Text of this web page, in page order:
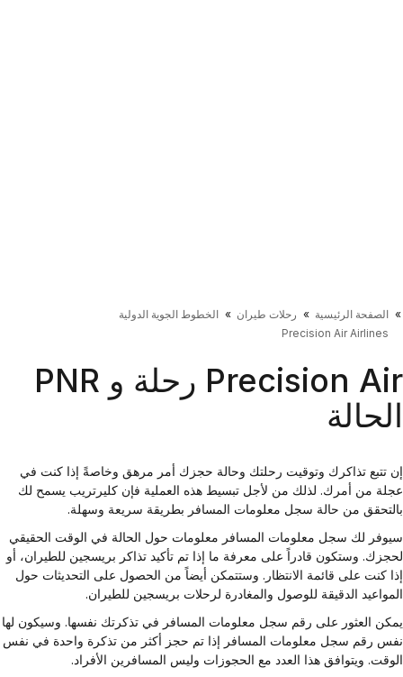
الصفحة الرئيسية رحلات طيران
الخطوط الجوية الدولية
Precision Air Airlines
Precision Air رحلة و PNR
تتبع تذاكرك وتوقيت رحلتك وحالة حجزك أمر مرهق وخاصةً إذا كنت في
من أمرك. لذلك من لأجل تبسيط هذه العملية فإن كليرتريب يسمح لك
من حالة سجل معلومات المسافر بطريقة سريعة وسهلة.
لك سجل معلومات المسافر معلومات حول الحالة في الوقت الحقيقي
وستكون قادراً على معرفة ما إذا تم تأكيد تذاكر بريسجين للطيران، أو
كنت على قائمة الانتظار. وستتمكن أيضاً من الحصول على التحديثات حول
الدقيقة للوصول والمغادرة لرحلات بريسجين للطيران.
العثور على رقم سجل معلومات المسافر في تذكرتك نفسها. وسيكون لها
رقم سجل معلومات المسافر إذا تم حجز أكثر من تذكرة واحدة في نفس
ويتوافق هذا العدد مع الحجوزات وليس المسافرين الأفراد.